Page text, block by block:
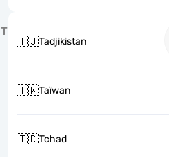
T
🇹🇯Tadjikistan
🇹🇼Taïwan
🇹🇩Tchad